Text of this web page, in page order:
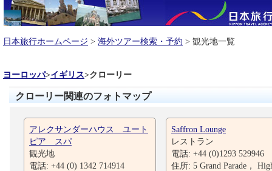
日本旅行ホームページ > 海外ツアー検索・予約 > 観光地一覧
ヨーロッパ>イギリス>クローリー
クローリー関連のフォトマップ
アレクサンダーハウス ユート
ピア スパ
観光地
電話: +44 (0) 1342 714914
Saffron Lounge
レストラン
電話: +44 (0)1293 529946
住所: 5 Grand Parade，